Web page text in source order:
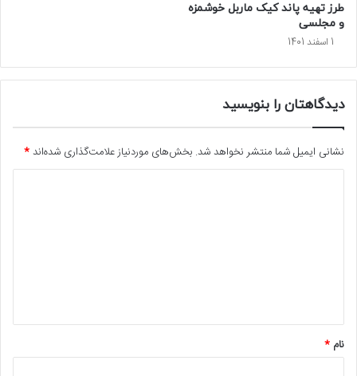
طرز تهیه پاند کیک ماربل خوشمزه
و مجلسی
1 اسفند 1401
دیدگاهتان را بنویسید
نشانی ایمیل شما منتشر نخواهد شد. بخش‌های موردنیاز علامت‌گذاری شده‌اند*
*
نام *